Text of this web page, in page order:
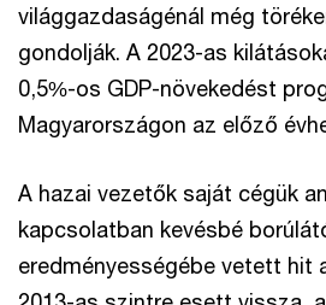
világgazdaságénál még
gondolják. A 2023-as
0,5%-os GDP-növekedést
Magyarországon az előző
A hazai vezetők saját cégük
kapcsolatban kevésbé
eredményességébe vetett hit